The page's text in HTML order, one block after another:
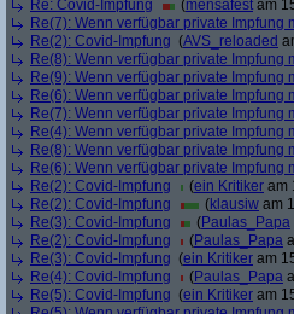
Re: Covid-Impfung
(mensafest am
Re(7): Wenn verfügbar private Impfung
Re(2): Covid-Impfung (AVS_reloaded
Re(8): Wenn verfügbar private Impfung
Re(9): Wenn verfügbar private Impfung
Re(6): Wenn verfügbar private Impfung
Re(7): Wenn verfügbar private Impfung
Re(4): Wenn verfügbar private Impfung
Re(8): Wenn verfügbar private Impfung
Re(6): Wenn verfügbar private Impfung
Re(2): Covid-Impfung
(ein Kritiker am
Re(2): Covid-Impfung
(klausiw am
Re(3): Covid-Impfung
(Paulas_Papa
Re(2): Covid-Impfung
(Paulas_Papa
Re(3): Covid-Impfung (ein Kritiker am
Re(4): Covid-Impfung
(Paulas_Papa
Re(5): Covid-Impfung (ein Kritiker am